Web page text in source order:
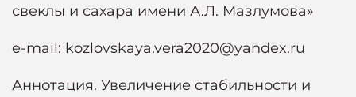
свеклы и сахара имени А.Л. Мазлумова»
e-mail: kozlovskaya.vera2020@yandex.ru
Аннотация. Увеличение стабильности и